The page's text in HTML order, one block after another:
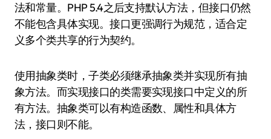
法和常量。PHP 5.4之后支持默认方法，但接口仍然
不能包含具体实现。接口更强调行为规范，适合定
义多个类共享的行为契约。
使用抽象类时，子类必须继承抽象类并实现所有抽
象方法。而实现接口的类需要实现接口中定义的所
有方法。抽象类可以有构造函数、属性和具体方
法，接口则不能。